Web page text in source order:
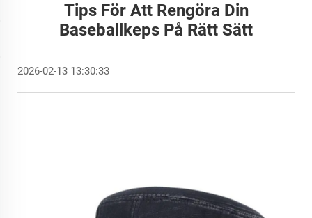
Tips För Att Rengöra Din
Baseballkeps På Rätt Sätt
2026-02-13 13:30:33